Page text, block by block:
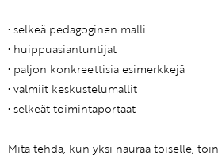
• selkeä pedagoginen malli
• huippuasiantuntijat
• paljon konkreettisia esimerkkejä
• valmiit keskustelumallit
• selkeät toimintaportaat
Mitä tehdä, kun yksi nauraa toiselle,